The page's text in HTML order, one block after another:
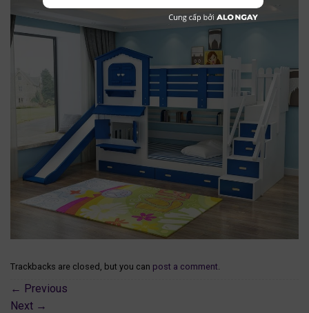
Trackbacks are closed, but you can post a comment.
← Previous
Next →